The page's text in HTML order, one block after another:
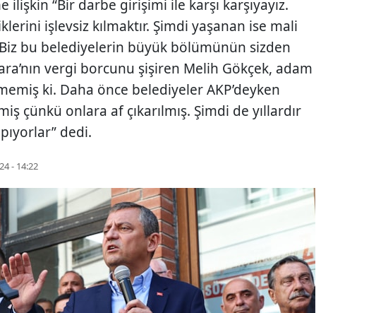
ilişkin “Bir darbe girişimi ile karşı karşıyayız.
işlevsiz kılmaktır. Şimdi yaşanan ise mali
bu belediyelerin büyük bölümünün sizden
vergi borcunu şişiren Melih Gökçek, adam
ki. Daha önce belediyeler AKP’deyken
çünkü onlara af çıkarılmış. Şimdi de yıllardır
dedi.
- 14:22